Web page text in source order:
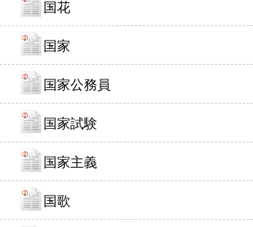
国花
国家
国家公務員
国家試験
国家主義
国歌